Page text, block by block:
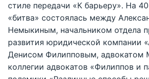
стиле передачи «К барьеру». На
«битва» состоялась между
Немыкиным, начальником отдела
развития юридической компании
Денисом Филипповым, адвокатом
коллегии адвокатов «Филиппов и